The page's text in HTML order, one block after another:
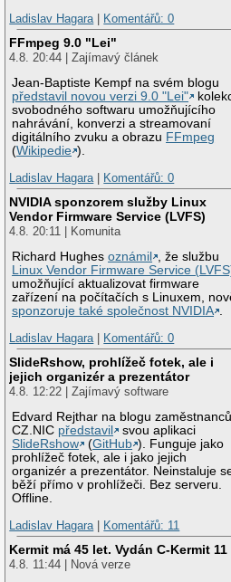
Ladislav Hagara| Komentářů: 0
FFmpeg 9.0 "Lei"
4.8. 20:44 | Zajímavý článek
Jean-Baptiste Kempf na svém blogu
představil novou verzi 9.0 "Lei"
svobodného softwaru umožňujícího
nahrávání, konverzi a streamovaní
digitálního zvuku a obrazu FFmpeg
(Wikipedie ).
Ladislav Hagara| Komentářů: 0
NVIDIA sponzorem služby Linux
Vendor Firmware Service (LVFS)
4.8. 20:11 | Komunita
Richard Hughesoznámil
, že službu
Linux Vendor Firmware Service
umožňující aktualizovat firmware
zařízení na počítačích s Linuxem,
sponzoruje také společnost NVIDIA .
Ladislav Hagara| Komentářů: 0
SlideRshow, prohlížeč fotek, ale i
jejich organizér a prezentátor
4.8. 12:22 | Zajímavý software
Edvard Rejthar na blogu zaměstnanců
CZ.NIC představil
svou aplikaci
SlideRshow
(GitHub ). Funguje jako
prohlížeč fotek, ale i jako jejich
organizér a prezentátor. Neinstaluje
běží přímo v prohlížeči. Bez serveru.
Offline.
Ladislav Hagara| Komentářů: 11
Kermit má 45 let. Vydán C-Kermit 11
4.8. 11:44 | Nová verze